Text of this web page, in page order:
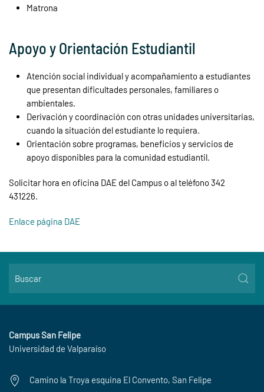
Matrona
Apoyo y Orientación Estudiantil
Atención social individual y acompañamiento a estudiantes
que presentan dificultades personales, familiares o
ambientales.
Derivación y coordinación con otras unidades universitarias,
cuando la situación del estudiante lo requiera.
Orientación sobre programas, beneficios y servicios de
apoyo disponibles para la comunidad estudiantil.
Solicitar hora en oficina DAE del Campus o al teléfono 342
431226.
Enlace página DAE
Campus San Felipe
Universidad de Valparaíso
Camino la Troya esquina El Convento, San Felipe